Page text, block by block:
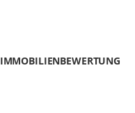
IMMOBILIENBEWERTUNG